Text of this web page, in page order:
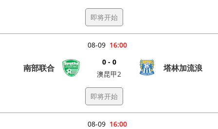
即将开始
16:00
08-09
南部联合
0 - 0
澳昆甲2
塔林加流浪
即将开始
16:00
08-09